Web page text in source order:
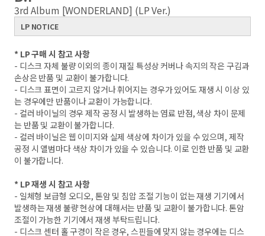
3rd Album [WONDERLAND] (LP Ver.)
LP NOTICE
* LP 구매 시 참고 사항
- 디스크 자체 불량 이외의 종이 재질 특성상 커버나 속지의 작은 구김과
손상은 반품 및 교환이 불가합니다.
- 디스크 표면이 고르지 않거나 휘어지는 경우가 있어도 재생 시 이상 있
는 경우에만 반품이나 교환이 가능합니다.
- 컬러 바이닐의 경우 제작 공정 시 발생하는 염료 반점, 색상 차이 문제
는 반품 및 교환이 불가합니다.
- 컬러 바이닐은 웹 이미지와 실제 색상에 차이가 있을 수 있으며, 제작
공정 시 앨범마다 색상 차이가 있을 수 있습니다. 이로 인한 반품 및 교환
이 불가합니다.
* LP 재생 시 참고 사항
- 일체형 보급형 오디오, 톤암 및 침압 조절 기능이 없는 재생 기기에서
발생하는 재생 불량 현상에 대해서는 반품 및 교환이 불가합니다. 톤암
조절이 가능한 기기에서 재생 부탁드립니다.
- 디스크 센터 홀 구경이 작은 경우, 스핀들에 맞지 않는 경우에는 디스